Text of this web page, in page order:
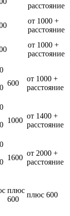
расстояние
от 1000 +
расстояние
от 1000 +
расстояние
600
от 1000 +
расстояние
1000
от 1400 +
расстояние
1600
от 2000 +
расстояние
плюс
600
плюс 600